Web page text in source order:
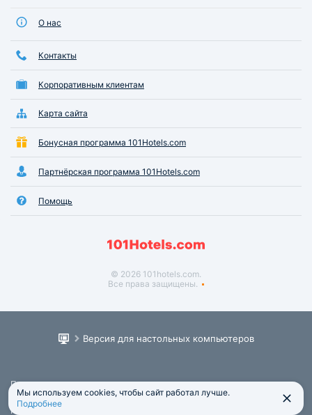
О нас
Контакты
Корпоративным клиентам
Карта сайта
Бонусная программа 101Hotels.com
Партнёрская программа 101Hotels.com
Помощь
© 2026 101hotels.com.
Все права защищены.
Версия для настольных компьютеров
Пользовательское соглашение
Юридическая информация
Политика обработки персональных данных
Мы используем cookies, чтобы сайт работал лучше.
Подробнее